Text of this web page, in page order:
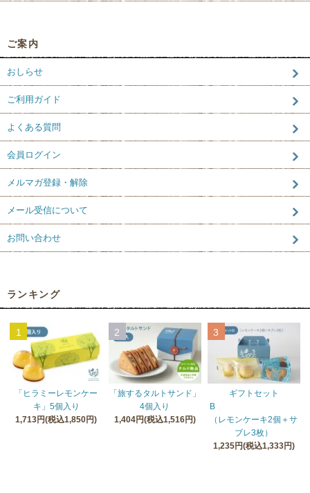
ご案内
おしらせ
ご利用ガイド
よくある質問
会員ログイン
メルマガ登録・解除
メール受信について
お問い合わせ
ランキング
1
「ヒラミーレモンケー
キ」5個入り
1,713円(税込1,850円)
2
「旅するタルトサンド」
4個入り
1,404円(税込1,516円)
3
ギフトセット
B
（レモンケーキ2個＋サ
ブレ3枚）
1,235円(税込1,333円)